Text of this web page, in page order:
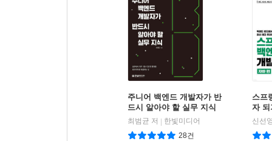
주니어 백엔드 개발자가 반
드시 알아야 할 실무 지식
최범균 저
한빛미디어
28건
스프
자 되
신선